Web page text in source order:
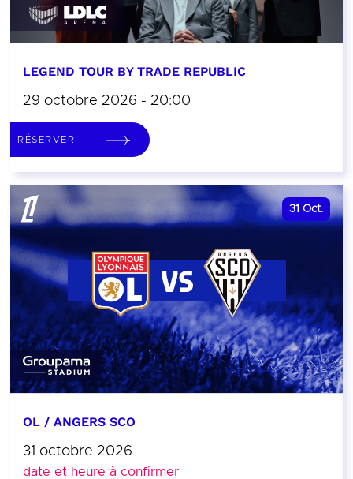
LEGEND TOUR BY TRADE REPUBLIC
29 octobre 2026 - 20:00
RÉSERVER
31 Oct.
OL / ANGERS SCO
31 octobre 2026
date et heure à confirmer